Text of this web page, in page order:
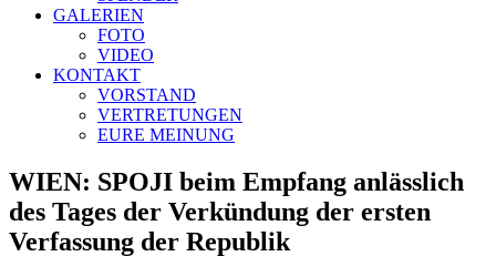
GALERIEN
FOTO
VIDEO
KONTAKT
VORSTAND
VERTRETUNGEN
EURE MEINUNG
WIEN: SPOJI beim Empfang anlässlich
des Tages der Verkündung der ersten
Verfassung der Republik